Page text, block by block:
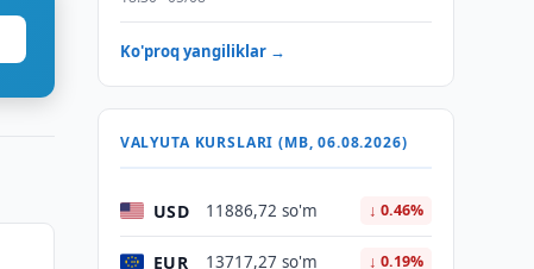
Ko'proq yangiliklar →
VALYUTA KURSLARI (MB, 06.08.2026)
USD 11886,72 so'm ↓ 0.46%
EUR 13717,27 so'm ↓ 0.19%